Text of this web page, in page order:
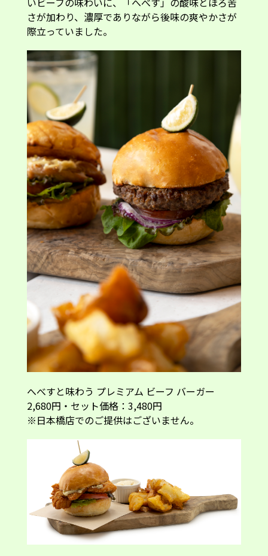
さが加わり、濃厚でありながら後味の爽やかさが
際立っていました。
へべすと味わう プレミアム ビーフ バーガー
2,680円・セット価格：3,480円
※日本橋店でのご提供はございません。